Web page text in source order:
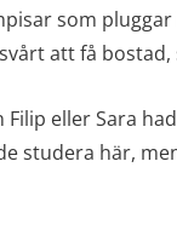
som
att få bostad,
Filip eller Sara
studera här,